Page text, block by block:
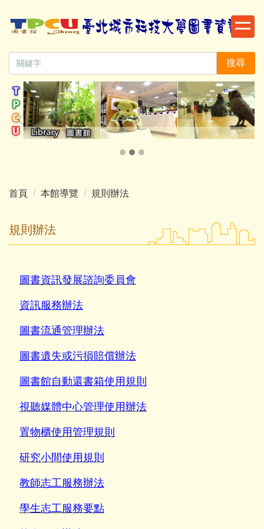
到
要
區
搜尋
首頁 本館導覽 規則辦法
規則辦法
圖書資訊發展諮詢委員會
資訊服務辦法
圖書流通管理辦法
圖書遺失或污損賠償辦法
圖書館自動還書箱使用規則
視聽媒體中心管理使用辦法
置物櫃使用管理規則
研究小間使用規則
教師志工服務辦法
學生志工服務要點